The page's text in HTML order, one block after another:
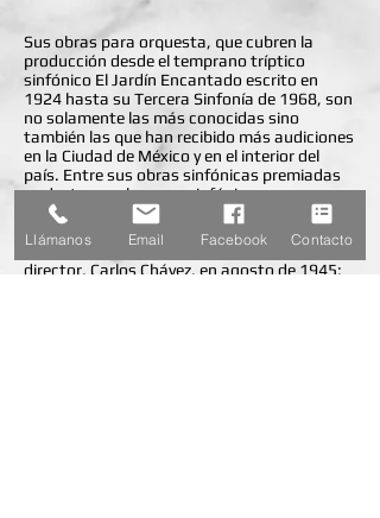
Sus obras para orquesta, que cubren la
producción desde el temprano tríptico
sinfónico El Jardín Encantado escrito en
1924 hasta su Tercera Sinfonía de 1968, son
no solamente las más conocidas sino
también las que han recibido más audiciones
en la Ciudad de México y en el interior del
país. Entre sus obras sinfónicas premiadas
se destacan el poema sinfónico
Cacahuamilpa, ganador del Premio Único
instituido por la Orquesta Sinfónica de
México y estrenado por su fundador y
director, Carlos Chávez, en agosto de 1945;
Llámanos Email Facebook Contacto